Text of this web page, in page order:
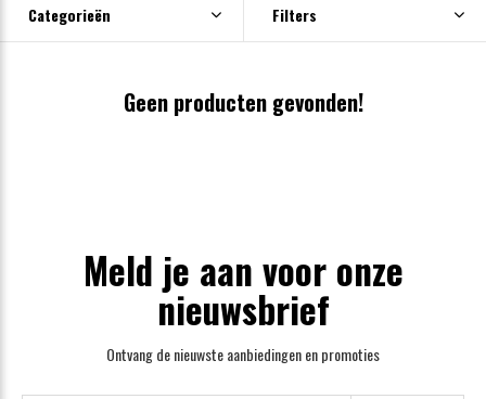
Categorieën Filters
Geen producten gevonden!
Meld je aan voor onze
nieuwsbrief
Ontvang de nieuwste aanbiedingen en promoties